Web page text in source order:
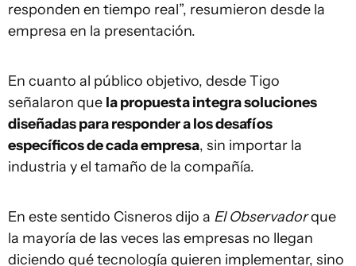
responden en tiempo real”, resumieron desde la
empresa en la presentación.
En cuanto al público objetivo, desde Tigo
señalaron que la propuesta integra soluciones
diseñadas para responder a los desafíos
específicos de cada empresa, sin importar la
industria y el tamaño de la compañía.
En este sentido Cisneros dijo a El Observadorque
la mayoría de las veces las empresas no llegan
diciendo qué tecnología quieren implementar, sino